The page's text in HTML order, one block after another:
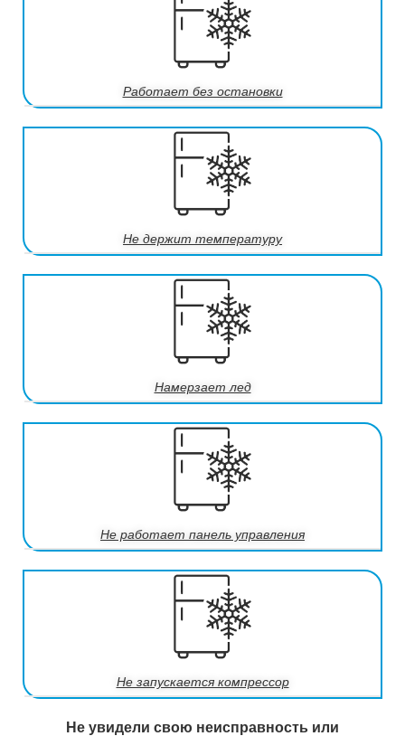
Работает без остановки
Не держит температуру
Намерзает лед
Не работает панель управления
Не запускается компрессор
Не увидели свою неисправность или